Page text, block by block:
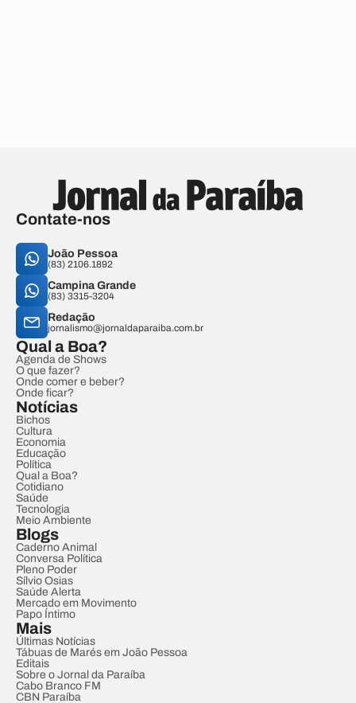
Contate-nos
João Pessoa
(83) 2106.1892
Campina Grande
(83) 3315-3204
Redação
jornalismo@jornaldaparaiba.com.br
Qual a Boa?
Agenda de Shows
O que fazer?
Onde comer e beber?
Onde ficar?
Notícias
Bichos
Cultura
Economia
Educação
Política
Qual a Boa?
Cotidiano
Saúde
Tecnologia
Meio Ambiente
Blogs
Caderno Animal
Conversa Política
Pleno Poder
Sílvio Osias
Saúde Alerta
Mercado em Movimento
Papo Íntimo
Mais
Últimas Notícias
Tábuas de Marés em João Pessoa
Editais
Sobre o Jornal da Paraíba
Cabo Branco FM
CBN Paraíba